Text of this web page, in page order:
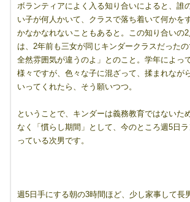
ボランティアによく入る知り合いによると、誰
い子が何人かいて、クラスで落ち着いて何かを
かなかなれないこともあると。この知り合いの
は、2年前も三女が同じキンダークラスだった
全然雰囲気が違うのよ」とのこと。学年によっ
様々ですが、色々な子に混ざって、揉まれなが
いってくれたら、そう願いつつ。
ということで、キンダーは義務教育ではないた
なく「慣らし期間」として、今のところ週5日
っている次男です。
週5日手にする朝の3時間ほど、少し家事して長